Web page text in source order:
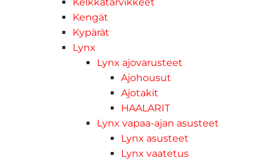
Kengät
Kypärät
Lynx
Lynx ajovarusteet
Ajohousut
Ajotakit
HAALARIT
Lynx vapaa-ajan asusteet
Lynx asusteet
Lynx vaatetus